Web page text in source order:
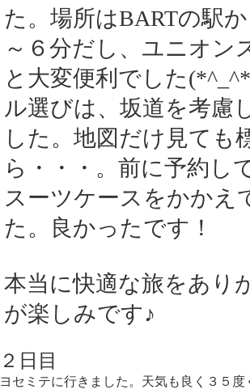
た。場所はBARTの駅
～６分だし、ユニオン
と大変便利でした
ル選びは、坂道を考慮
した。地図だけ見ても
ら・・・。前に予約し
スーツケースをかかえ
た。良かったです！
本当に快適な旅をあり
が楽しみです♪
２日目
ヨセミテに行きました。天気も良く３５